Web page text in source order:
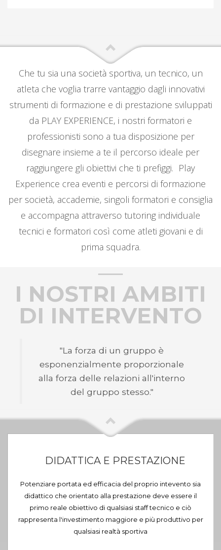
Che tu sia una società sportiva, un tecnico, un
atleta che voglia trarre vantaggio dagli innovativi
strumenti di formazione e di prestazione sviluppati
da PLAY EXPERIENCE, i nostri formatori e
professionisti sono a tua disposizione per
disegnare insieme a te il percorso ideale per
raggiungere gli obiettivi che ti prefiggi. Play
Experience crea eventi e percorsi di formazione
per società, accademie, singoli formatori e consiglia
e accompagna attraverso tutoring individuale
tecnici e formatori così come atleti giovani e di
prima squadra.
I NOSTRI AMBITI
DI INTERVENTO
"La forza di un gruppo è
esponenzialmente proporzionale
alla forza delle relazioni all'interno
del gruppo stesso."
DIDATTICA E PRESTAZIONE
Potenziare portata ed efficacia del proprio intevento sia
didattico che orientato alla prestazione deve essere il
primo reale obiettivo di qualsiasi staff tecnico e ciò
rappresenta l'investimento maggiore e più produttivo per
qualsiasi realtà sportiva